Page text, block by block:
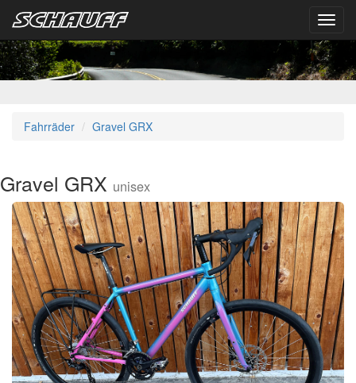
Fahrräder Gravel GRX
Gravel GRX unisex